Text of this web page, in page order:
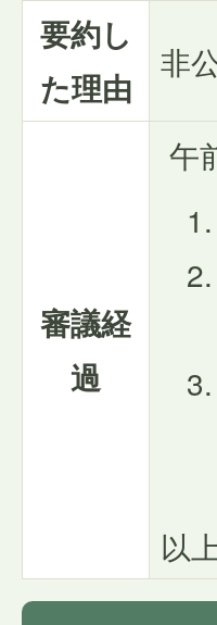
要約し
た理由
非
審議経
過
午
以